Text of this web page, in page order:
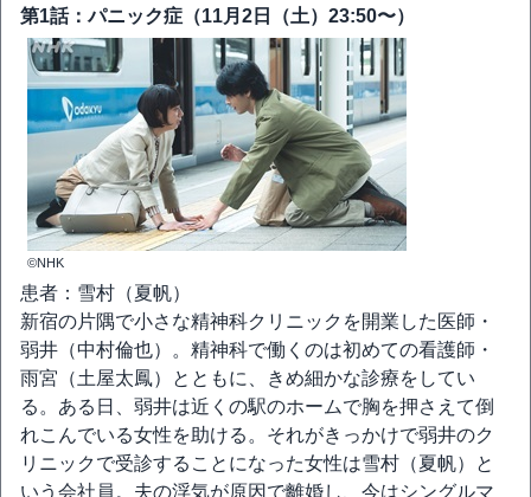
第1話：パニック症（11月2日（土）23:50〜）
©NHK
患者：雪村（夏帆）
新宿の片隅で小さな精神科クリニックを開業した医師・
弱井（中村倫也）。精神科で働くのは初めての看護師・
雨宮（土屋太鳳）とともに、きめ細かな診療をしてい
る。ある日、弱井は近くの駅のホームで胸を押さえて倒
れこんでいる女性を助ける。それがきっかけで弱井のク
リニックで受診することになった女性は雪村（夏帆）と
いう会社員。夫の浮気が原因で離婚し、今はシングルマ